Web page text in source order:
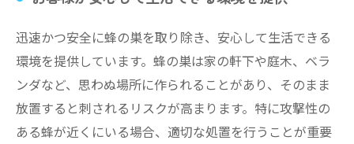
迅速かつ安全に蜂の巣を取り除き、安心して生活できる
環境を提供しています。蜂の巣は家の軒下や庭木、ベラ
ンダなど、思わぬ場所に作られることがあり、そのまま
放置すると刺されるリスクが高まります。特に攻撃性の
ある蜂が近くにいる場合、適切な処置を行うことが重要